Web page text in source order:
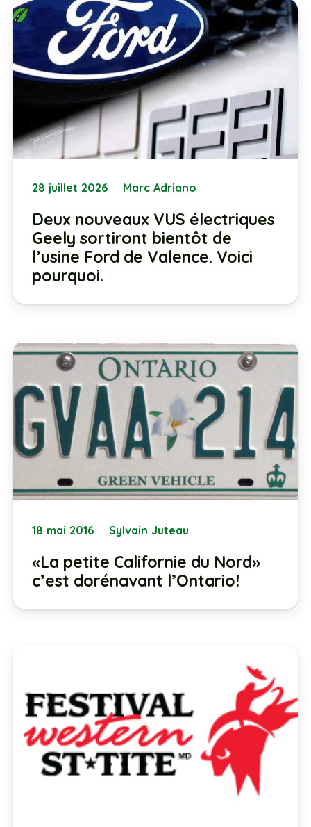
28 juillet 2026 Marc Adriano
Deux nouveaux VUS électriques
Geely sortiront bientôt de
l’usine Ford de Valence. Voici
pourquoi.
18 mai 2016 Sylvain Juteau
«La petite Californie du Nord»
c’est dorénavant l’Ontario!